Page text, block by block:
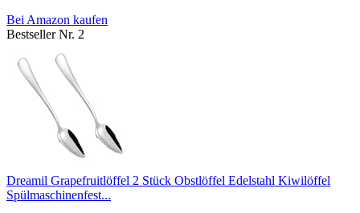
Bei Amazon kaufen
Bestseller Nr. 2
Dreamil Grapefruitlöffel 2 Stück Obstlöffel Edelstahl Kiwilöffel
Spülmaschinenfest...